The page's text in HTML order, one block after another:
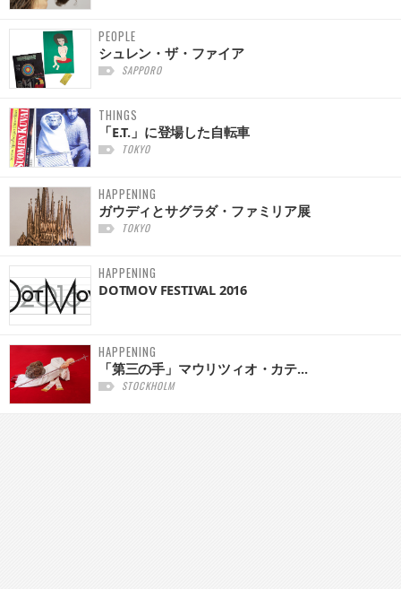
PEOPLE
シュレン・ザ・ファイア
SAPPORO
THINGS
「E.T.」に登場した自転車
TOKYO
HAPPENING
ガウディとサグラダ・ファミリア展
TOKYO
HAPPENING
DOTMOV FESTIVAL 2016
HAPPENING
「第三の手」マウリツィオ・カテ...
STOCKHOLM